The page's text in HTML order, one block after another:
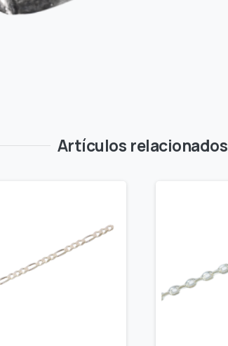
Artículos relacionados